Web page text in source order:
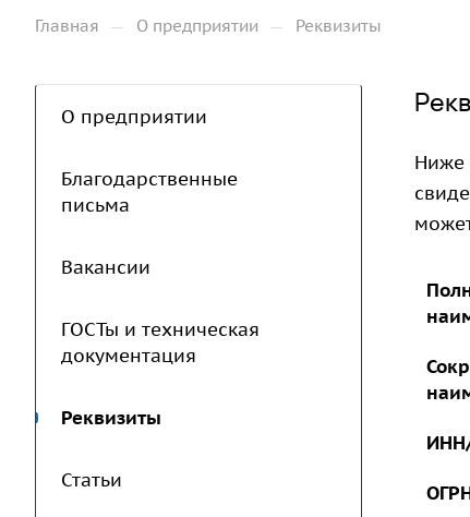
Главная — О предприятии — Реквизиты
Ниже
О предприятии
Благодарственные
письма
Вакансии
ГОСТы и техническая
документация
Реквизиты
Статьи